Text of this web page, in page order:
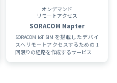
オンデマンド
リモートアクセス
SORACOM Napter
SORACOM IoT SIM を搭載したデバイ
スへリモートアクセスするための 1
回限りの経路を作成するサービス